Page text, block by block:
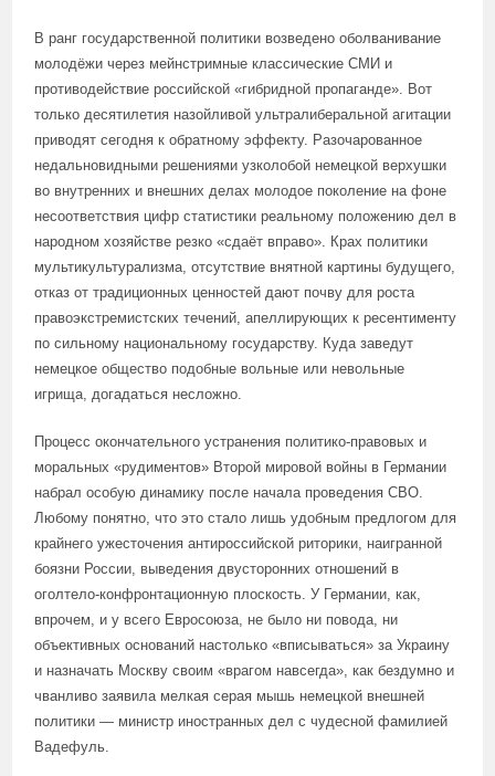
В ранг государственной политики возведено оболванивание
молодёжи через мейнстримные классические СМИ и
противодействие российской «гибридной пропаганде». Вот
только десятилетия назойливой ультралиберальной агитации
приводят сегодня к обратному эффекту. Разочарованное
недальновидными решениями узколобой немецкой верхушки
во внутренних и внешних делах молодое поколение на фоне
несоответствия цифр статистики реальному положению дел в
народном хозяйстве резко «сдаёт вправо». Крах политики
мультикультурализма, отсутствие внятной картины будущего,
отказ от традиционных ценностей дают почву для роста
правоэкстремистских течений, апеллирующих к ресентименту
по сильному национальному государству. Куда заведут
немецкое общество подобные вольные или невольные
игрища, догадаться несложно.
Процесс окончательного устранения политико-правовых и
моральных «рудиментов» Второй мировой войны в Германии
набрал особую динамику после начала проведения СВО.
Любому понятно, что это стало лишь удобным предлогом для
крайнего ужесточения антироссийской риторики, наигранной
боязни России, выведения двусторонних отношений в
оголтело-конфронтационную плоскость. У Германии, как,
впрочем, и у всего Евросоюза, не было ни повода, ни
объективных оснований настолько «вписываться» за Украину
и назначать Москву своим «врагом навсегда», как бездумно и
чванливо заявила мелкая серая мышь немецкой внешней
политики — министр иностранных дел с чудесной фамилией
Вадефуль.